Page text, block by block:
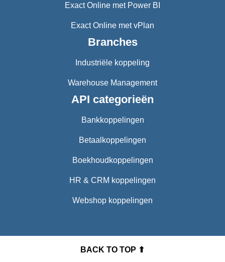
Exact Online met Power BI
Exact Online met vPlan
Branches
Industriële koppeling
Warehouse Management
API categorieën
Bankkoppelingen
Betaalkoppelingen
Boekhoudkoppelingen
HR & CRM koppelingen
Webshop koppelingen
BACK TO TOP ⬆